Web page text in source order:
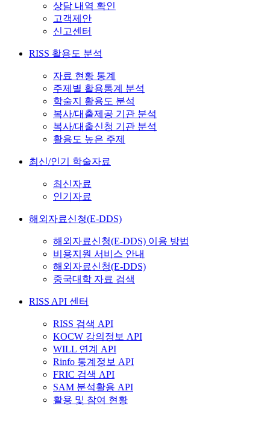
상담 내역 확인
고객제안
신고센터
RISS 활용도 분석
자료 현황 통계
주제별 활용통계 분석
학술지 활용도 분석
복사/대출제공 기관 분석
복사/대출신청 기관 분석
활용도 높은 주제
최신/인기 학술자료
최신자료
인기자료
해외자료신청(E-DDS)
해외자료신청(E-DDS) 이용 방법
비용지원 서비스 안내
해외자료신청(E-DDS)
중국대학 자료 검색
RISS API 센터
RISS 검색 API
KOCW 강의정보 API
WILL 연계 API
Rinfo 통계정보 API
FRIC 검색 API
SAM 분석활용 API
활용 및 참여 현황